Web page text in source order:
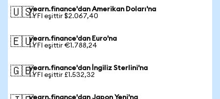
🇺🇸yearn.finance'dan Amerikan Doları'na
1 YFI eşittir $2.067,40
🇪🇺yearn.finance'dan Euro'na
1 YFI eşittir €1.788,24
🇬🇧yearn.finance'dan İngiliz Sterlini'na
1 YFI eşittir £1.532,32
yearn.finance'dan Japon Yeni'na